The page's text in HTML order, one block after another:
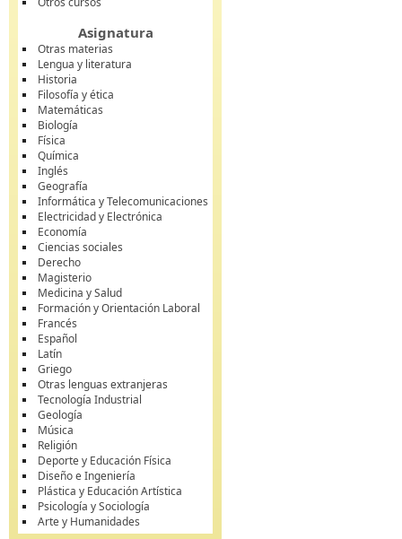
Asignatura
Otras materias
Lengua y literatura
Historia
Filosofía y ética
Matemáticas
Biología
Física
Química
Inglés
Geografía
Informática y Telecomunicaciones
Electricidad y Electrónica
Economía
Ciencias sociales
Derecho
Magisterio
Medicina y Salud
Formación y Orientación Laboral
Francés
Español
Latín
Griego
Otras lenguas extranjeras
Tecnología Industrial
Geología
Música
Religión
Deporte y Educación Física
Diseño e Ingeniería
Plástica y Educación Artística
Psicología y Sociología
Arte y Humanidades